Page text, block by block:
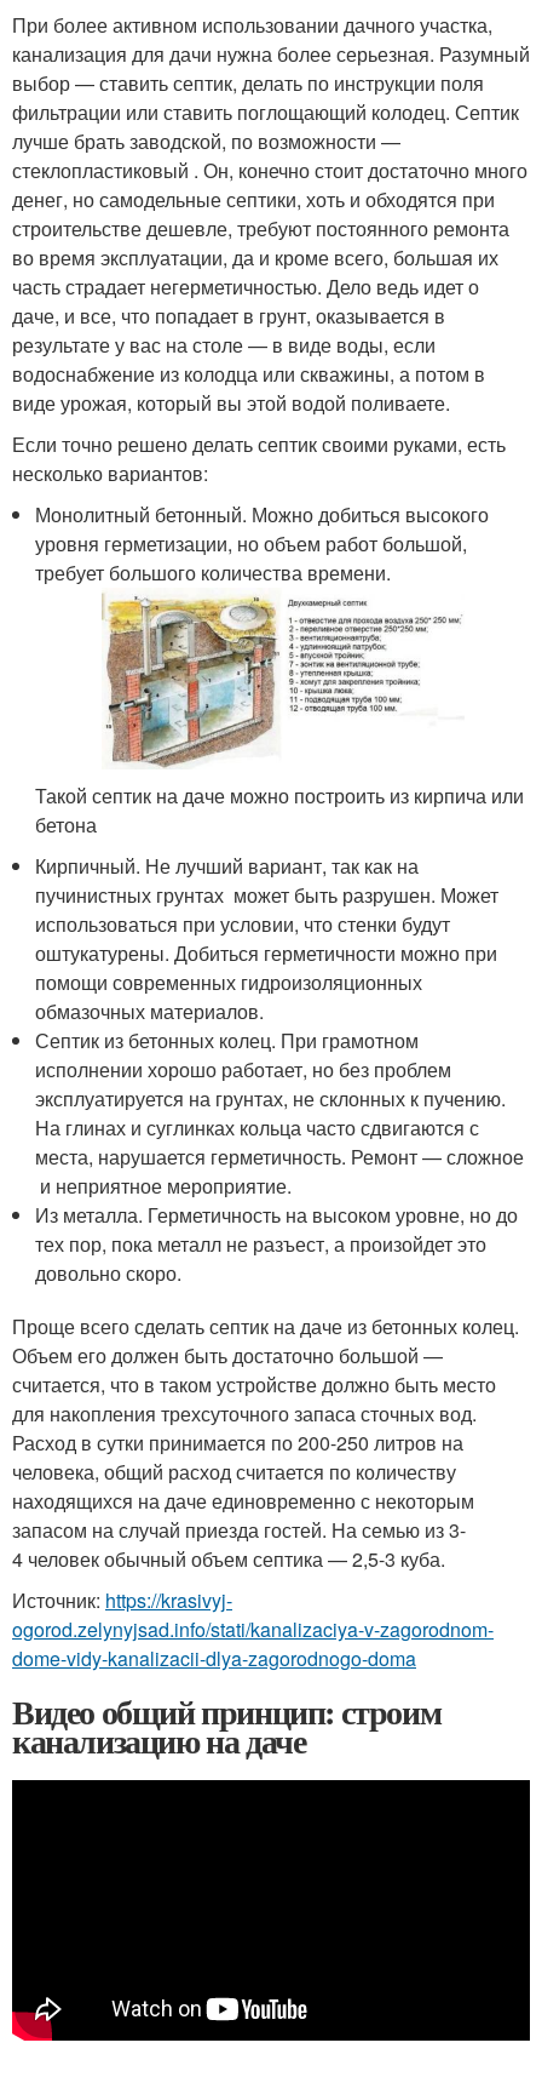
При более активном использовании дачного участка,
канализация для дачи нужна более серьезная. Разумный
выбор — ставить септик, делать по инструкции поля
фильтрации или ставить поглощающий колодец. Септик
лучше брать заводской, по возможности —
стеклопластиковый . Он, конечно стоит достаточно много
денег, но самодельные септики, хоть и обходятся при
строительстве дешевле, требуют постоянного ремонта
во время эксплуатации, да и кроме всего, большая их
часть страдает негерметичностью. Дело ведь идет о
даче, и все, что попадает в грунт, оказывается в
результате у вас на столе — в виде воды, если
водоснабжение из колодца или скважины, а потом в
виде урожая, который вы этой водой поливаете.
Если точно решено делать септик своими руками, есть
несколько вариантов:
Монолитный бетонный. Можно добиться высокого
уровня герметизации, но объем работ большой,
требует большого количества времени.
Такой септик на даче можно построить из кирпича или
бетона
Кирпичный. Не лучший вариант, так как на
пучинистных грунтах может быть разрушен. Может
использоваться при условии, что стенки будут
оштукатурены. Добиться герметичности можно при
помощи современных гидроизоляционных
обмазочных материалов.
Септик из бетонных колец. При грамотном
исполнении хорошо работает, но без проблем
эксплуатируется на грунтах, не склонных к пучению.
На глинах и суглинках кольца часто сдвигаются с
места, нарушается герметичность. Ремонт — сложное
и неприятное мероприятие.
Из металла. Герметичность на высоком уровне, но до
тех пор, пока металл не разъест, а произойдет это
довольно скоро.
Проще всего сделать септик на даче из бетонных колец.
Объем его должен быть достаточно большой —
считается, что в таком устройстве должно быть место
для накопления трехсуточного запаса сточных вод.
Расход в сутки принимается по 200-250 литров на
человека, общий расход считается по количеству
находящихся на даче единовременно с некоторым
запасом на случай приезда гостей. На семью из 3-
4 человек обычный объем септика — 2,5-3 куба.
Источник: https://krasivyj-
ogorod.zelynyjsad.info/stati/kanalizaciya-v-zagorodnom-
dome-vidy-kanalizacii-dlya-zagorodnogo-doma
Видео общий принцип: строим
канализацию на даче